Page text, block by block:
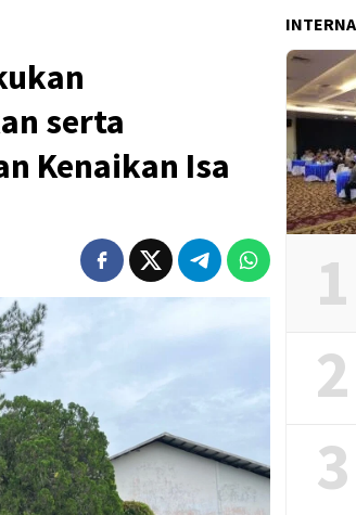
serta
Kenaikan Isa
1
2
3